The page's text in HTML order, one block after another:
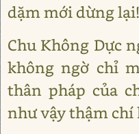
dặm mới dừng lại!
Chu Không Dực
không ngờ chỉ
thân pháp của
như vậy thậm